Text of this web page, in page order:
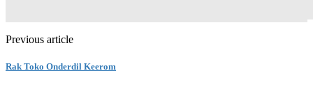
Previous article
Rak Toko Onderdil Keerom